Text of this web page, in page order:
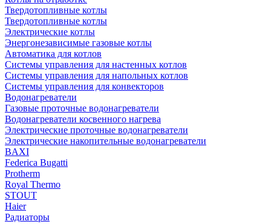
Твердотопливные котлы
Твердотопливные котлы
Электрические котлы
Энергонезависимые газовые котлы
Автоматика для котлов
Системы управления для настенных котлов
Системы управления для напольных котлов
Системы управления для конвекторов
Водонагреватели
Газовые проточные водонагреватели
Водонагреватели косвенного нагрева
Электрические проточные водонагреватели
Электрические накопительные водонагреватели
BAXI
Federica Bugatti
Protherm
Royal Thermo
STOUT
Haier
Радиаторы